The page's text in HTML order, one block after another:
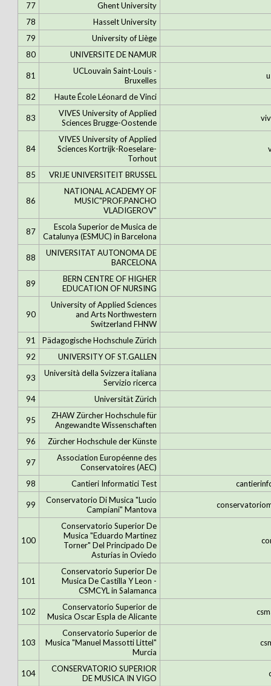
77
Ghent University
78
Hasselt University
79
University of Liège
80
UNIVERSITE DE NAMUR
81
UCLouvain Saint-Louis -
Bruxelles
82 Haute École Léonard de Vinci
83
VIVES University of Applied
Sciences Brugge-Oostende
84
VIVES University of Applied
Sciences Kortrijk-Roeselare-
Torhout
85 VRIJE UNIVERSITEIT BRUSSEL
86
NATIONAL ACADEMY OF
MUSIC"PROF.PANCHO
VLADIGEROV"
87
Escola Superior de Musica de
Catalunya (ESMUC) in Barcelona
88
UNIVERSITAT AUTONOMA DE
BARCELONA
89
BERN CENTRE OF HIGHER
EDUCATION OF NURSING
90
University of Applied Sciences
and Arts Northwestern
Switzerland FHNW
91
Pädagogische Hochschule Zürich
92
UNIVERSITY OF ST.GALLEN
93
Università della Svizzera italiana
Servizio ricerca
94
Universität Zürich
95
ZHAW Zürcher Hochschule für
Angewandte Wissenschaften
96
Zürcher Hochschule der Künste
97
Association Européenne des
Conservatoires (AEC)
98
Cantieri Informatici Test
99
Conservatorio Di Musica "Lucio
Campiani" Mantova
100
Conservatorio Superior De
Musica "Eduardo Marti­nez
Torner" Del Principado De
Asturias in Oviedo
101
Conservatorio Superior De
Musica De Castilla Y Leon -
CSMCYL in Salamanca
102
Conservatorio Superior de
Musica Oscar Espla de Alicante
103
Conservatorio Superior de
Musica "Manuel Massotti Littel"
Murcia
104
CONSERVATORIO SUPERIOR
DE MUSICA IN VIGO